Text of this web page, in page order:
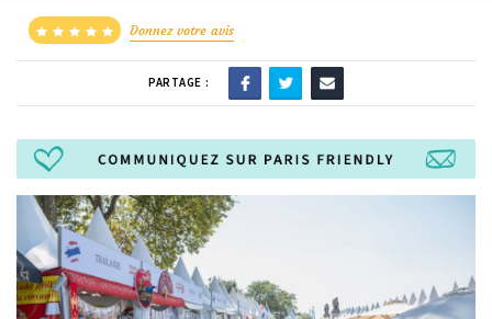
Donnez votre avis
PARTAGE :